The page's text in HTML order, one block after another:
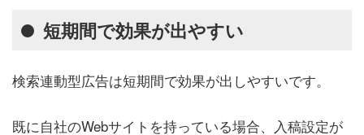
短期間で効果が出やすい
検索連動型広告は短期間で効果が出しやすいです。
既に自社のWebサイトを持っている場合、入稿設定が